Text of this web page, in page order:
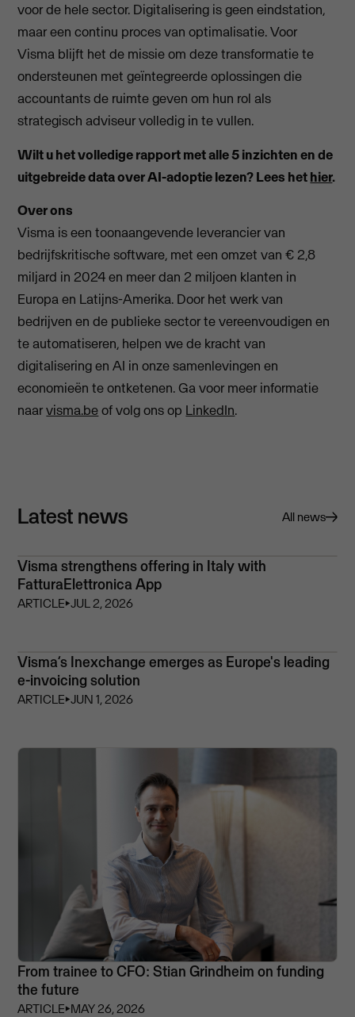
voor de hele sector. Digitalisering is geen eindstation,
maar een continu proces van optimalisatie. Voor
Visma blijft het de missie om deze transformatie te
ondersteunen met geïntegreerde oplossingen die
accountants de ruimte geven om hun rol als
strategisch adviseur volledig in te vullen.
Wilt u het volledige rapport met alle 5 inzichten en de
uitgebreide data over AI-adoptie lezen? Lees hethier.
Over ons
Visma is een toonaangevende leverancier van
bedrijfskritische software, met een omzet van € 2,8
miljard in 2024 en meer dan 2 miljoen klanten in
Europa en Latijns-Amerika. Door het werk van
bedrijven en de publieke sector te vereenvoudigen en
te automatiseren, helpen we de kracht van
digitalisering en AI in onze samenlevingen en
economieën te ontketenen. Ga voor meer informatie
naarvisma.beof volg ons op LinkedIn.
Latest news All news
Visma strengthens offering in Italy with
FatturaElettronica App
ARTICLE⏵JUL 2, 2026
Visma’s Inexchange emerges as Europe's leading
e-invoicing solution
ARTICLE⏵JUN 1, 2026
From trainee to CFO: Stian Grindheim on funding
the future
ARTICLE⏵MAY 26, 2026